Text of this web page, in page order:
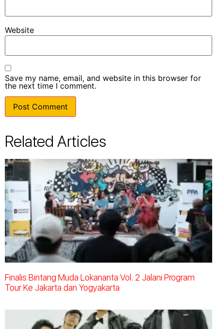
Website
Save my name, email, and website in this browser for
the next time I comment.
Related Articles
Finalis Bintang Muda Lokananta Vol. 2 Jalani Program
Tour Ke Jakarta dan Yogyakarta